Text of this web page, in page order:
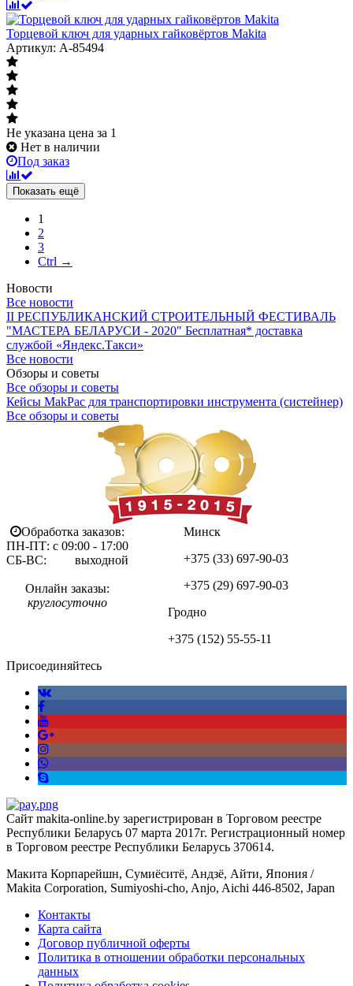
Торцевой ключ для ударных гайковёртов Makita
Артикул: A-85494
Не указана цена за 1
Нет в наличии
Под заказ
Показать ещё
1
2
3
Ctrl →
Новости
Все новости
II РЕСПУБЛИКАНСКИЙ СТРОИТЕЛЬНЫЙ ФЕСТИВАЛЬ
"МАСТЕРА БЕЛАРУСИ - 2020" Бесплатная* доставка
службой «Яндекс.Такси»
Все новости
Обзоры и советы
Все обзоры и советы
Кейсы MakPac для транспортировки инструмента (систейнер)
Все обзоры и советы
Обработка заказов:
ПН-ПТ: с 09:00 - 17:00
СБ-ВС: выходной
Онлайн заказы:
круглосуточно
Минск
+375 (33) 697-90-03
+375 (29) 697-90-03
Гродно
+375 (152) 55-55-11
Присоединяйтесь
Сайт makita-online.by зарегистрирован в Торговом реестре
Республики Беларусь 07 марта 2017г. Регистрационный номер
в Торговом реестре Республики Беларусь 370614.
Макита Корпарейшн, Сумиёситё, Андзё, Айти, Япония /
Makita Corporation, Sumiyoshi-cho, Anjo, Aichi 446-8502, Japan
Контакты
Карта сайта
Договор публичной оферты
Политика в отношении обработки персональных
данных